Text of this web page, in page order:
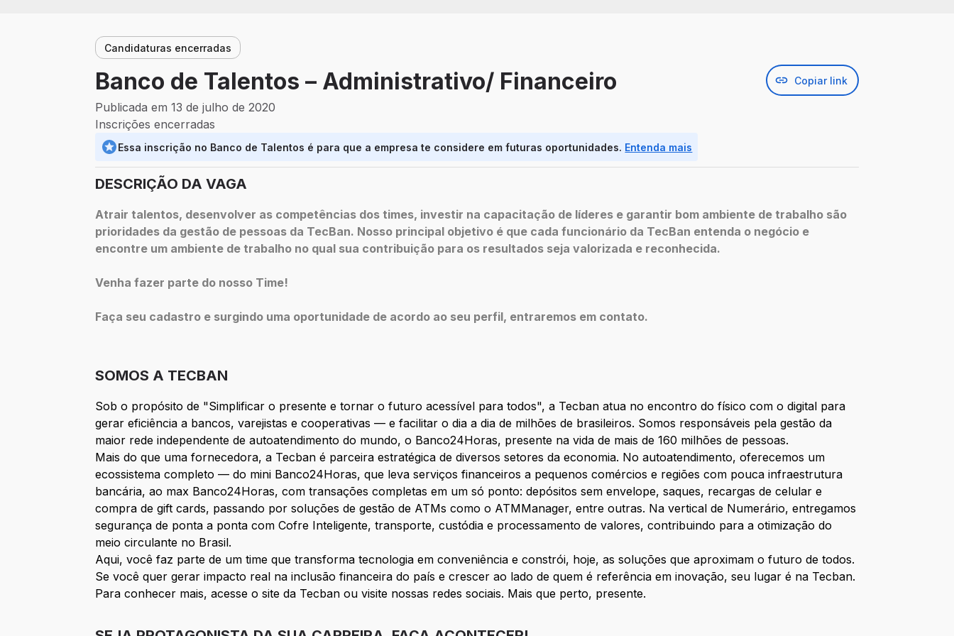
Candidaturas encerradas
Banco de Talentos – Administrativo/ Financeiro Copiar link
Publicada em 13 de julho de 2020
Inscrições encerradas
Essa inscrição no Banco de Talentos é para que a empresa te considere em futuras oportunidades. Entenda mais
DESCRIÇÃO DA VAGA
Atrair talentos, desenvolver as competências dos times, investir na capacitação de líderes e garantir bom ambiente de trabalho são
prioridades da gestão de pessoas da TecBan. Nosso principal objetivo é que cada funcionário da TecBan entenda o negócio e
encontre um ambiente de trabalho no qual sua contribuição para os resultados seja valorizada e reconhecida.
Venha fazer parte do nosso Time!
Faça seu cadastro e surgindo uma oportunidade de acordo ao seu perfil, entraremos em contato.
SOMOS A TECBAN
Sob o propósito de "Simplificar o presente e tornar o futuro acessível para todos", a Tecban atua no encontro do físico com o digital para
gerar eficiência a bancos, varejistas e cooperativas — e facilitar o dia a dia de milhões de brasileiros. Somos responsáveis pela gestão da
maior rede independente de autoatendimento do mundo, o Banco24Horas, presente na vida de mais de 160 milhões de pessoas.
Mais do que uma fornecedora, a Tecban é parceira estratégica de diversos setores da economia. No autoatendimento, oferecemos um
ecossistema completo — do mini Banco24Horas, que leva serviços financeiros a pequenos comércios e regiões com pouca infraestrutura
bancária, ao max Banco24Horas, com transações completas em um só ponto: depósitos sem envelope, saques, recargas de celular e
compra de gift cards, passando por soluções de gestão de ATMs como o ATMManager, entre outras. Na vertical de Numerário, entregamos
segurança de ponta a ponta com Cofre Inteligente, transporte, custódia e processamento de valores, contribuindo para a otimização do
meio circulante no Brasil.
Aqui, você faz parte de um time que transforma tecnologia em conveniência e constrói, hoje, as soluções que aproximam o futuro de todos.
Se você quer gerar impacto real na inclusão financeira do país e crescer ao lado de quem é referência em inovação, seu lugar é na Tecban.
Para conhecer mais, acesse o site da Tecban ou visite nossas redes sociais. Mais que perto, presente.